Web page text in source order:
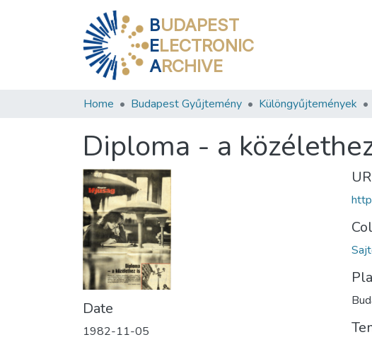
BUDAPEST
ELECTRONIC
ARCHIVE
Home Budapest Gyűjtemény Különgyűjtemények
Diploma - a
Date
1982-11-05